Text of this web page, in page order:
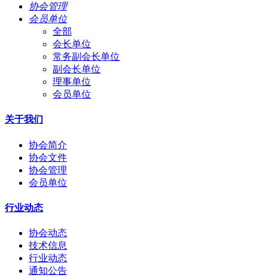
协会管理
会员单位
全部
会长单位
常务副会长单位
副会长单位
理事单位
会员单位
关于我们
协会简介
协会文件
协会管理
会员单位
行业动态
协会动态
技术信息
行业动态
通知公告